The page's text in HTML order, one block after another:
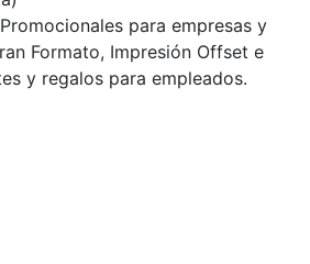
para empresas y
Formato, Impresión Offset e
y regalos para empleados.